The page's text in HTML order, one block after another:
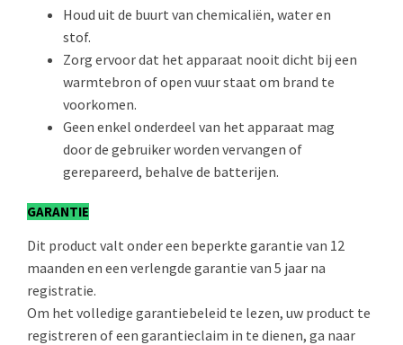
Houd uit de buurt van chemicaliën, water en
stof.
Zorg ervoor dat het apparaat nooit dicht bij een
warmtebron of open vuur staat om brand te
voorkomen.
Geen enkel onderdeel van het apparaat mag
door de gebruiker worden vervangen of
gerepareerd, behalve de batterijen.
GARANTIE
Dit product valt onder een beperkte garantie van 12
maanden en een verlengde garantie van 5 jaar na
registratie.
Om het volledige garantiebeleid te lezen, uw product te
registreren of een garantieclaim in te dienen, ga naar